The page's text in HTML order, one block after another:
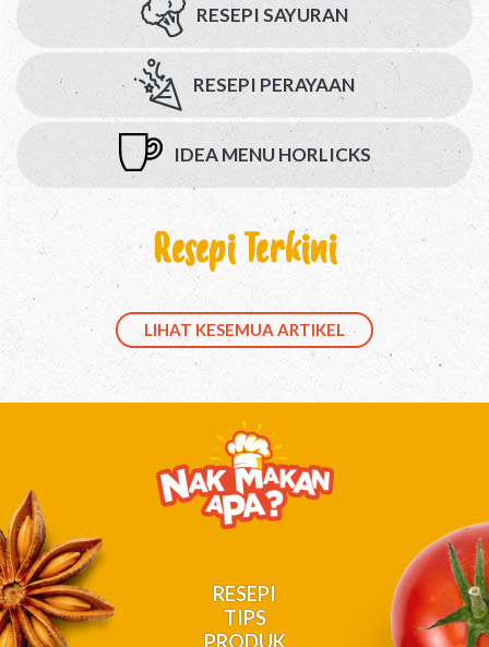
RESEPI SAYURAN
RESEPI PERAYAAN
IDEA MENU HORLICKS
Resepi Terkini
LIHAT KESEMUA ARTIKEL
RESEPI
TIPS
PRODUK